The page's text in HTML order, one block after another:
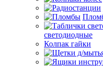
светодиодные
Колпак гайки